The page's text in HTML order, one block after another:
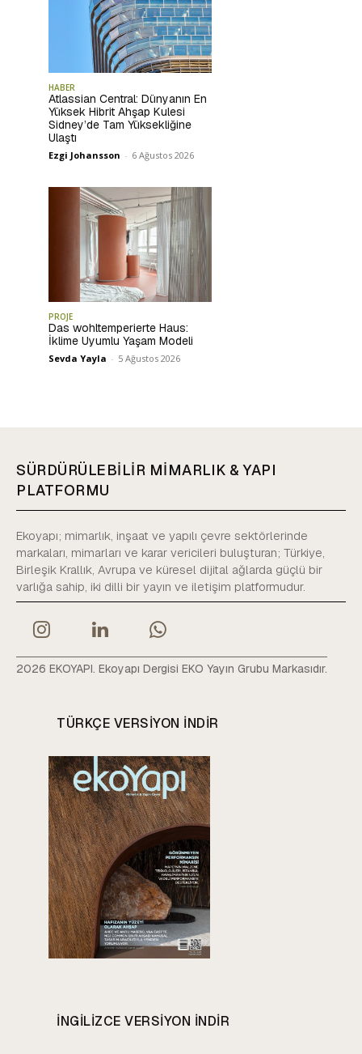
HABER
Atlassian Central: Dünyanın En
Yüksek Hibrit Ahşap Kulesi
Sidney’de Tam Yüksekliğine
Ulaştı
Ezgi Johansson - 6 Ağustos 2026
PROJE
Das wohltemperierte Haus:
İklime Uyumlu Yaşam Modeli
Sevda Yayla - 5 Ağustos 2026
SÜRDÜRÜLEBİLİR MİMARLIK & YAPI
PLATFORMU
Ekoyapı; mimarlık, inşaat ve yapılı çevre sektörlerinde
markaları, mimarları ve karar vericileri buluşturan; Türkiye,
Birleşik Krallık, Avrupa ve küresel dijital ağlarda güçlü bir
varlığa sahip, iki dilli bir yayın ve iletişim platformudur.
2026 EKOYAPI. Ekoyapı Dergisi EKO Yayın Grubu Markasıdır.
TÜRKÇE VERSIYON INDIR
INGILIZCE VERSIYON INDIR